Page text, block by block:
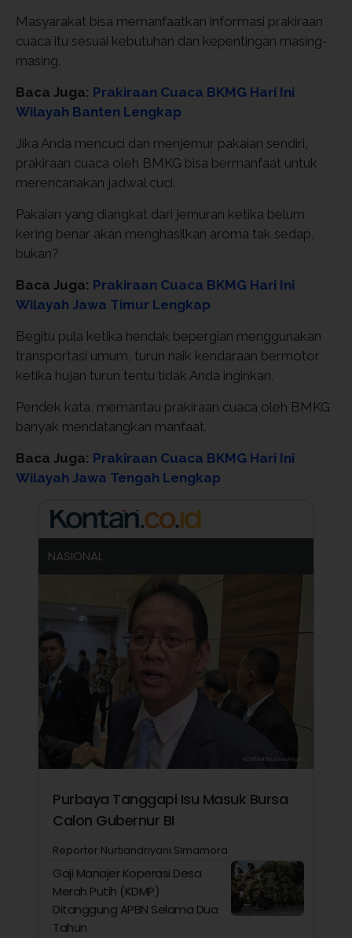
Masyarakat bisa memanfaatkan informasi prakiraan
cuaca itu sesuai kebutuhan dan kepentingan masing-
masing.
Baca Juga: Prakiraan Cuaca BKMG Hari Ini
Wilayah Banten Lengkap
Jika Anda mencuci dan menjemur pakaian sendiri,
prakiraan cuaca oleh BMKG bisa bermanfaat untuk
merencanakan jadwal cuci.
Pakaian yang diangkat dari jemuran ketika belum
kering benar akan menghasilkan aroma tak sedap,
bukan?
Baca Juga: Prakiraan Cuaca BKMG Hari Ini
Wilayah Jawa Timur Lengkap
Begitu pula ketika hendak bepergian menggunakan
transportasi umum, turun naik kendaraan bermotor
ketika hujan turun tentu tidak Anda inginkan.
Pendek kata, memantau prakiraan cuaca oleh BMKG
banyak mendatangkan manfaat.
Baca Juga: Prakiraan Cuaca BKMG Hari Ini
Wilayah Jawa Tengah Lengkap
NASIONAL
Purbaya Tanggapi Isu Masuk Bursa
Calon Gubernur BI
Reporter Nurtiandriyani Simamora
Gaji Manajer Koperasi Desa
Merah Putih (KDMP)
Ditanggung APBN Selama Dua
Tahun